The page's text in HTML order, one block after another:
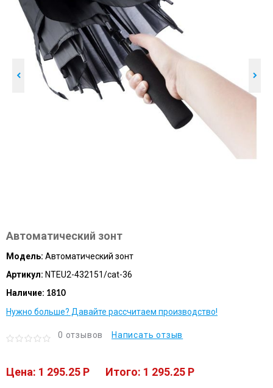
Автоматический зонт
Модель: Автоматический зонт
Артикул: NTEU2-432151/cat-36
Наличие: 1810
Нужно больше? Давайте рассчитаем производство!
0 отзывов Написать отзыв
Цена: 1 295.25 P Итого: 1 295.25 P